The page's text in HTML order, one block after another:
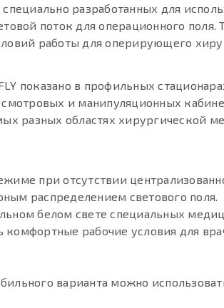
разработанных для
поток для операционного
работы для оперирующего
показано в профильных
и манипуляционных
разных областях хирургической
при отсутствии
распределением светового поля.
белом свете специальных
комфортные рабочие условия для
варианта можно